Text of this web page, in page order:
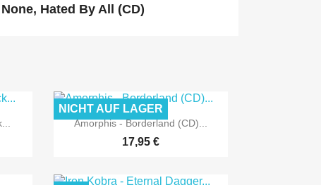
Hated By All (CD)
 Vorschau
Amorphis - Borderland (CD)...
17,95 €
NICHT AUF LAGER